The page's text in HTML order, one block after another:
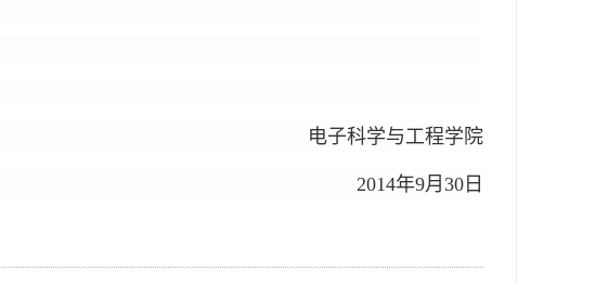
电子科学与工程学院
2014年9月 30 日